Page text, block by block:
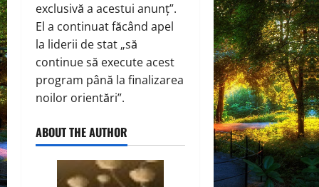
exclusivă a acestui anunț”.
El a continuat făcând apel
la liderii de stat „să
continue să execute acest
program până la finalizarea
noilor orientări”.
ABOUT THE AUTHOR